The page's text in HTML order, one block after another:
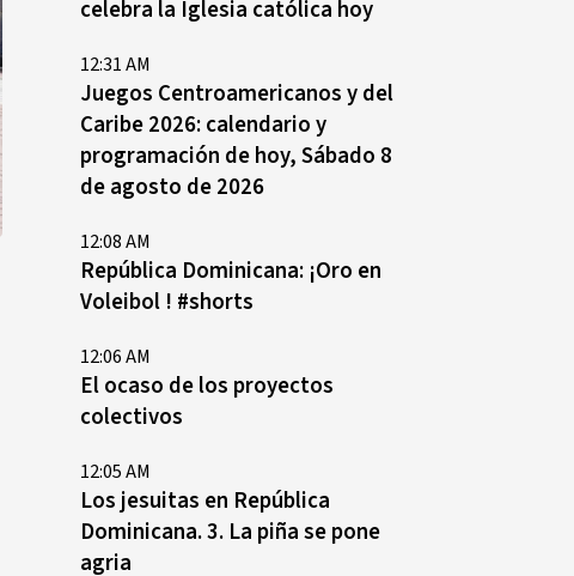
celebra la Iglesia católica hoy
12:31 AM
Juegos Centroamericanos y del
Caribe 2026: calendario y
programación de hoy, Sábado 8
de agosto de 2026
12:08 AM
República Dominicana: ¡Oro en
Voleibol ! #shorts
12:06 AM
El ocaso de los proyectos
colectivos
12:05 AM
Los jesuitas en República
Dominicana. 3. La piña se pone
agria